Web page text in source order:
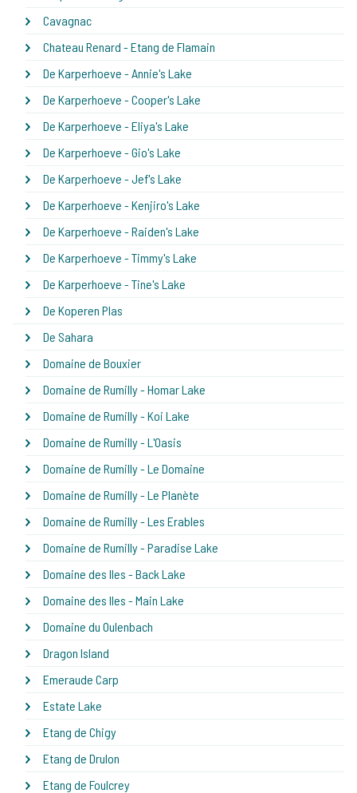
Cavagnac
Chateau Renard - Etang de Flamain
De Karperhoeve - Annie's Lake
De Karperhoeve - Cooper's Lake
De Karperhoeve - Eliya's Lake
De Karperhoeve - Gio's Lake
De Karperhoeve - Jef's Lake
De Karperhoeve - Kenjiro's Lake
De Karperhoeve - Raiden's Lake
De Karperhoeve - Timmy's Lake
De Karperhoeve - Tine's Lake
De Koperen Plas
De Sahara
Domaine de Bouxier
Domaine de Rumilly - Homar Lake
Domaine de Rumilly - Koi Lake
Domaine de Rumilly - L'Oasis
Domaine de Rumilly - Le Domaine
Domaine de Rumilly - Le Planète
Domaine de Rumilly - Les Erables
Domaine de Rumilly - Paradise Lake
Domaine des Iles - Back Lake
Domaine des Iles - Main Lake
Domaine du Oulenbach
Dragon Island
Emeraude Carp
Estate Lake
Etang de Chigy
Etang de Drulon
Etang de Foulcrey